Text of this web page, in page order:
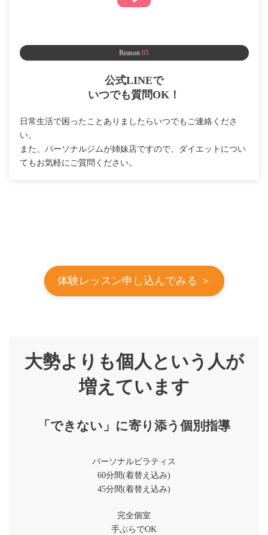
Reason 05
公式LINEで
いつでも質問OK！
日常生活で困ったことありましたらいつでもご連絡くださ
い。
また、パーソナルジムが姉妹店ですので、ダイエットについ
てもお気軽にご質問ください。
体験レッスン申し込んでみる ＞
大勢よりも個人という人が
増えています
「できない」に寄り添う個別指導
パーソナルピラティス
60分間(着替え込み)
45分間(着替え込み)
完全個室
手ぶらでOK